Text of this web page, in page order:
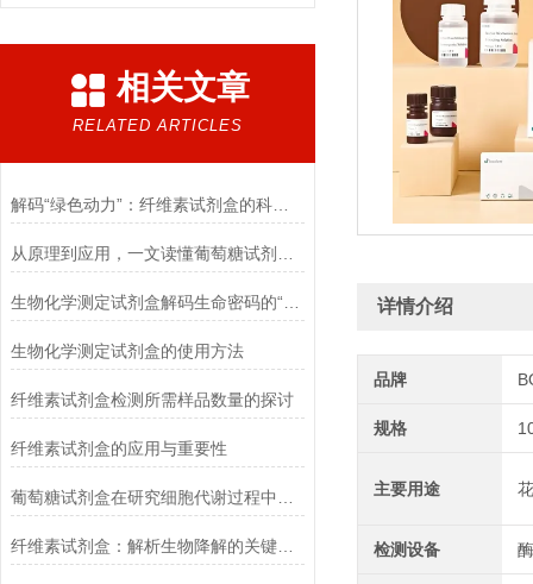
相关文章
RELATED ARTICLES
解码“绿色动力”：纤维素试剂盒的科学逻辑
生物化学测定试剂盒的使用方法
纤维素试剂盒检测所需样品数量的探讨
纤维素试剂盒的应用与重要性
纤维素试剂盒：解析生物降解的关键利器
详情介绍
品牌
规格
主要用途
检测设备